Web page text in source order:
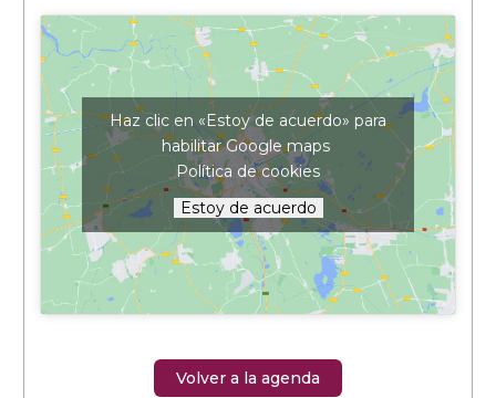
Haz clic en «Estoy de acuerdo» para
habilitar Google maps
Política de cookies
Estoy de acuerdo
Volver a la agenda